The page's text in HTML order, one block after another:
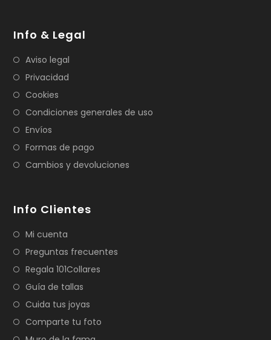
Info & Legal
Aviso legal
Privacidad
Cookies
Condiciones generales de uso
Envíos
Formas de pago
Cambios y devoluciones
Info Clientes
Mi cuenta
Preguntas frecuentes
Regala 101Collares
Guía de tallas
Cuida tus joyas
Comparte tu foto